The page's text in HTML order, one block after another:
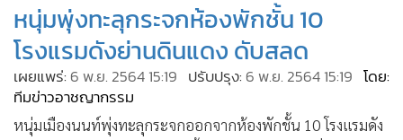
• MGR Live
• Infographic
• การเมือง
• ท่องเที่ยว
• กีฬา
หนุ่มพุ่งทะลุกระจกห้องพักชั้น 10
โรงแรมดังย่านดินแดง ดับสลด
เผยแพร่:6 พ.ย. 2564 15:19 ปรับปรุง:6 พ.ย. 2564 15:19 โดย:
ทีมข่าวอาชญากรรม
หนุ่มเมืองนนท์พุ่งทะลุกระจกออกจากห้องพักชั้น 10 โรงแรมดัง